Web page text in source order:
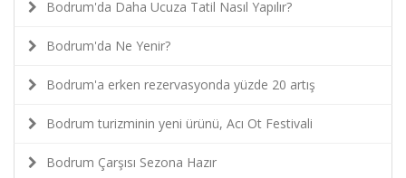
Bodrum'da Daha Ucuza Tatil Nasıl Yapılır?
Bodrum'da Ne Yenir?
Bodrum'a erken rezervasyonda yüzde 20 artış
Bodrum turizminin yeni ürünü, Acı Ot Festivali
Bodrum Çarşısı Sezona Hazır